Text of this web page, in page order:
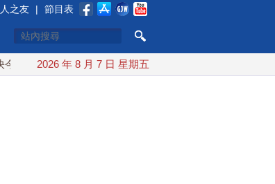
之友 | 節目表
攻擊北約盟國 川普簽行政令對多晶矽課15%關稅 防
2026 年 8 月 7 日 星期五